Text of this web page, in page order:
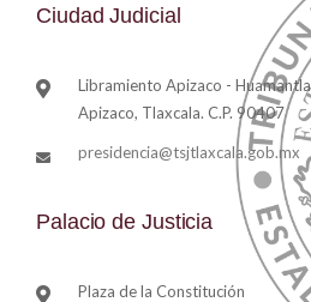
Ciudad Judicial
Libramiento Apizaco -
Apizaco, Tlaxcala. C.P. 90407
presidencia@tsjtlaxcala.gob.mx
Palacio de Justicia
Plaza de la Constitución